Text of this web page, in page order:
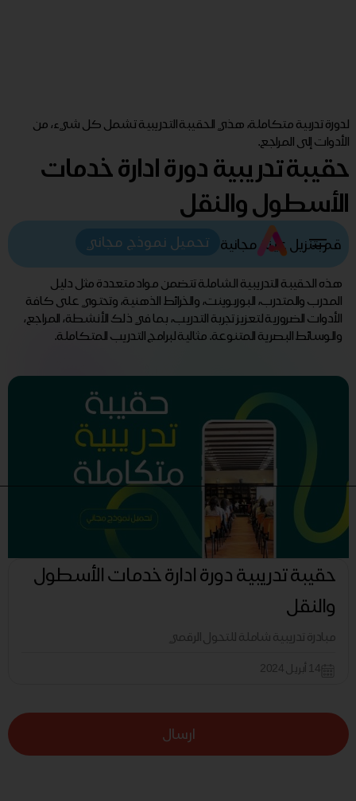
لدورة تدربية متكاملة، هذي الحقيبة التدريبية تشمل كل شيء، من
الأدوات إلى المراجع.
حقيبة تدريبية دورة ادارة خدمات
الأسطول والنقل
قم بتنزيل عينة مجانية تحميل نموذج مجاني
هذه الحقيبة التدريبية الشاملة تتضمن مواد متعددة مثل دليل
المدرب والمتدرب، البوربوينت، والخرائط الذهنية، وتحتوي على كافة
الأدوات الضرورية لتعزيز تجربة التدريب، بما في ذلك الأنشطة، المراجع،
والوسائط البصرية المتنوعة. مثالية لبرامج التدريب المتكاملة.
حقيبة تدريبية دورة ادارة خدمات الأسطول
والنقل
مبادرة تدريبية شاملة للتحول الرقمي
14 أبريل 2024
ارسال